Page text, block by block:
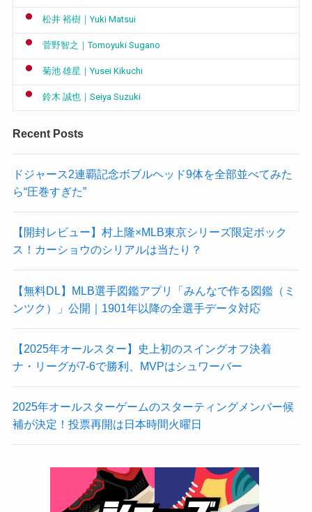
松井 裕樹｜Yuki Matsui
菅野智之｜Tomoyuki Sugano
菊池 雄星｜Yusei Kikuchi
鈴木 誠也｜Seiya Suzuki
Recent Posts
ドジャース2連覇記念ボブルヘッド9体を全部並べてみた
ら“圧巻すぎた”
【開封レビュー】村上隆×MLB東京シリーズ限定ボック
ス！カーショウのシリアルは当たり？
【無料DL】MLB選手図鑑アプリ「みんなで作る図鑑（ミ
ンツク）」公開｜1901年以降の全選手データ対応
【2025年オールスター】史上初のスイングオフ決着
ナ・リーグが7-6で勝利、MVPはシュワーバー
2025年オールスターゲームのスターティングメンバー候
補が決定！投票再開は日本時間火曜日